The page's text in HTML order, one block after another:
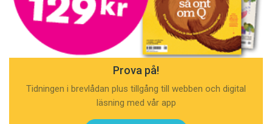
Prova på!
Tidningen i brevlådan plus tillgång till webben och digital
läsning med vår app